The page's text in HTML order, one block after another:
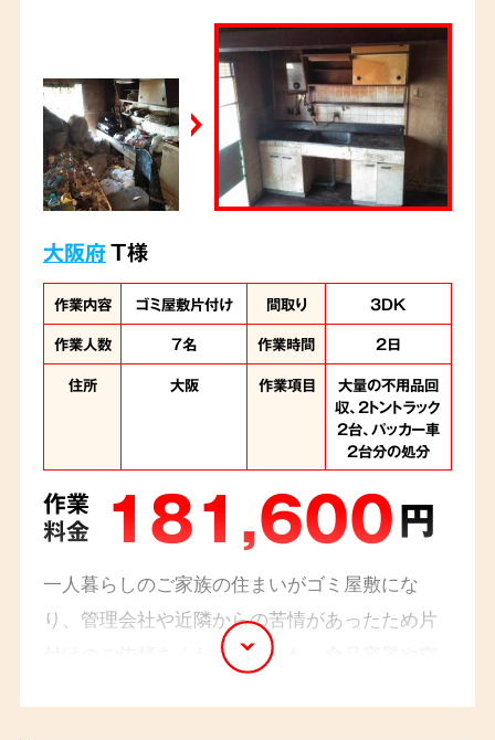
原状回復と言って差し支え無いレベルの綺麗な
状態になり、お客様も安心されていました。
大阪府T様
作業内容 ゴミ屋敷片付け 間取り
3DK
作業人数
7名 作業時間
2日
住所
大阪 作業項目
大量の不用品回
収、2トントラック
2台、パッカー車
2台分の処分
作業
料金
181,600円
一人暮らしのご家族の住まいがゴミ屋敷にな
り、管理会社や近隣からの苦情があったため片
付けのご依頼をくださいました。